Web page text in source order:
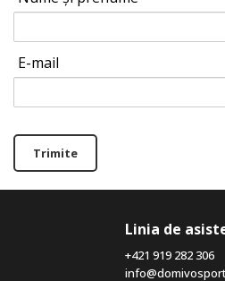
E-mail
Trimite
Linia de
+421 919 282 306